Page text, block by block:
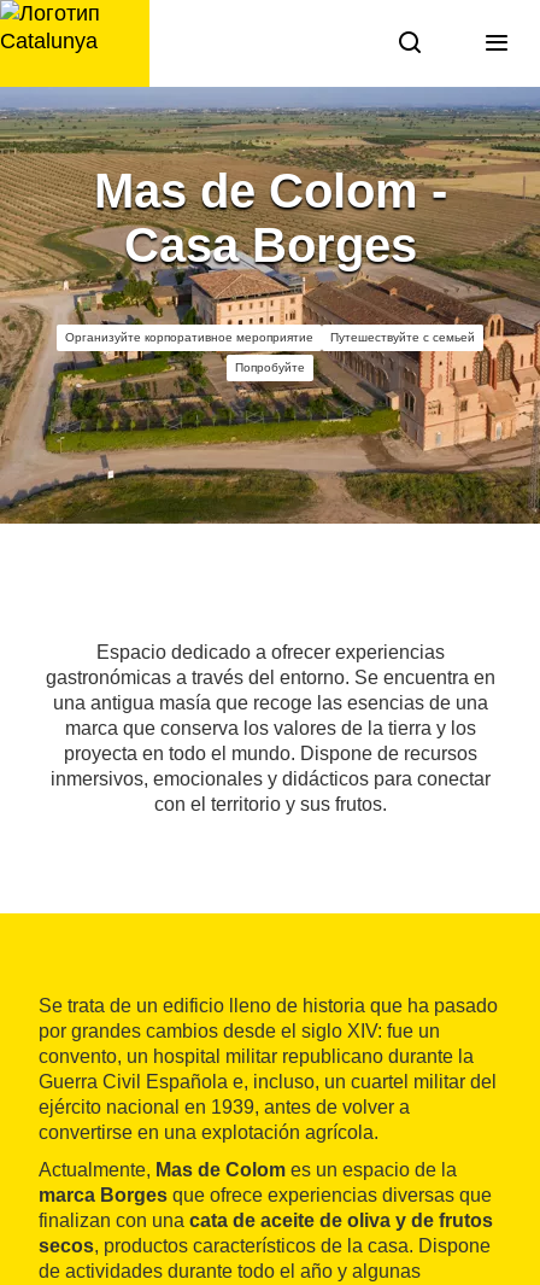
перейти
к
Mas de Colom -
Casa Borges
Организуйте корпоративное мероприятие Путешествуйте с семьей
Попробуйте
Espacio dedicado a ofrecer experiencias
gastronómicas a través del entorno. Se encuentra en
una antigua masía que recoge las esencias de una
marca que conserva los valores de la tierra y los
proyecta en todo el mundo. Dispone de recursos
inmersivos, emocionales y didácticos para conectar
con el territorio y sus frutos.
Se trata de un edificio lleno de historia que ha pasado
por grandes cambios desde el siglo XIV: fue un
convento, un hospital militar republicano durante la
Guerra Civil Española e, incluso, un cuartel militar del
ejército nacional en 1939, antes de volver a
convertirse en una explotación agrícola.
Actualmente, Mas de Colom es un espacio de la
marca Borges que ofrece experiencias diversas que
finalizan con una cata de aceite de oliva y de frutos
secos, productos característicos de la casa. Dispone
de actividades durante todo el año y algunas